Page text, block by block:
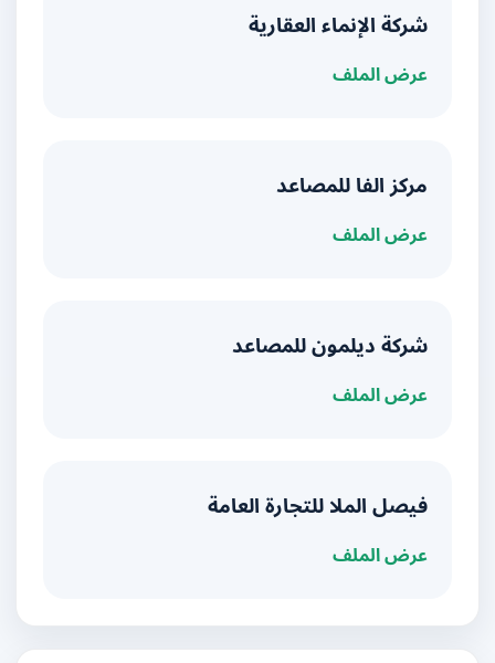
شركة الإنماء العقارية
عرض الملف
مركز الفا للمصاعد
عرض الملف
شركة ديلمون للمصاعد
عرض الملف
فيصل الملا للتجارة العامة
عرض الملف